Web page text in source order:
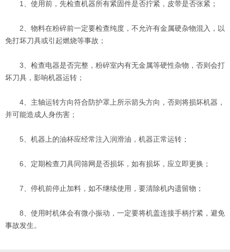
1、使用前，先检查机器所有紧固件是否拧紧，皮带是否张紧；
2、物料在粉碎前一定要检查纯度，不允许有金属硬杂物混入，以
免打坏刀具或引起燃烧等事故；
3、检查电器是否完整，粉碎室内有无金属等硬性杂物，否则会打
坏刀具，影响机器运转；
4、主轴运转方向符合防护罩上所示箭头方向，否则将损坏机器，
并可能造成人身伤害；
5、机器上的油杯应经常注入润滑油，机器正常运转；
6、定期检查刀具同筛网是否损坏，如有损坏，应立即更换；
7、停机前停止加料，如不继续使用，要清除机内遗留物；
8、使用时机体会有微小振动，一定要将机盖连接手柄拧紧，避免
事故发生。